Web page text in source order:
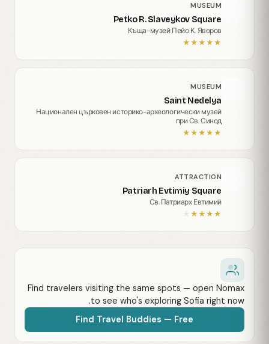
MUSEUM
Petko R. Slaveykov Square
Къща-музей Пейо К. Яворов
★
★
★
★
★
MUSEUM
Saint Nedelya
Национален църковен историко-археологически музей
при Св. Синод
★
★
★
★
★
ATTRACTION
Patriarh Evtimiy Square
Св. Патриарх Евтимий
★
★
★
★
★
Find travelers visiting the same spots — open Nomax
to see who's exploring Sofia right now.
Find Travel Buddies — Free